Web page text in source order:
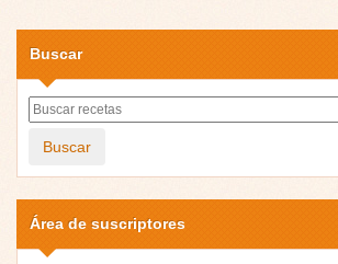
Buscar
Buscar
Área de suscriptores